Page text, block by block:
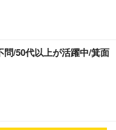
/50代以上が活躍中/箕面